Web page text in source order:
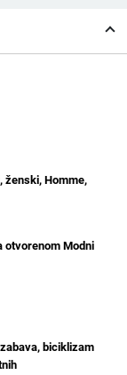
ženski, Homme,
otvorenom Modni
biciklizam